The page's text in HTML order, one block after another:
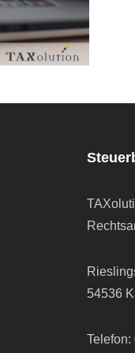
54536
Telefon: